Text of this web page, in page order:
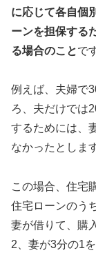
に応じて各自個
ーンを担保する
る場合のことで
例えば、夫婦で
ろ、夫だけでは
するためには、
なかったとしま
この場合、住宅
住宅ローンのう
妻が借りて、購
2、妻が3分の1